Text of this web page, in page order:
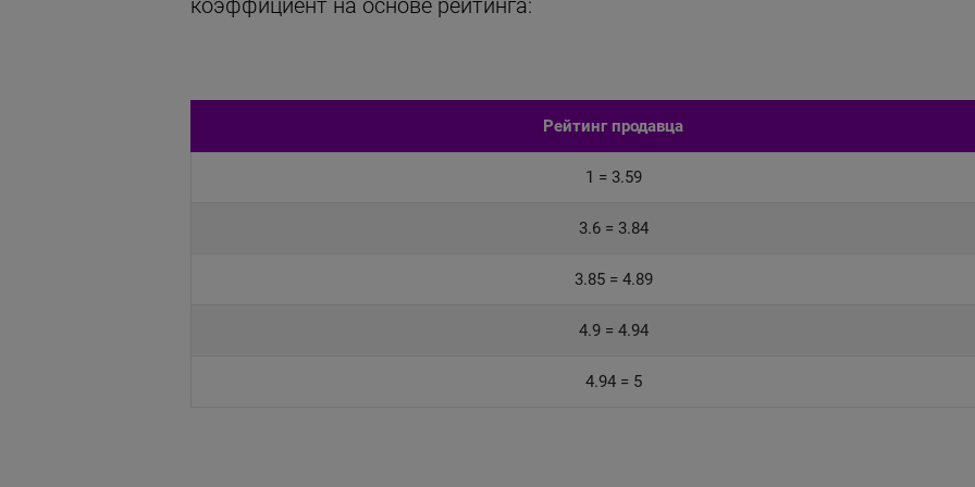
коэффициент на основе рейтинга:
Рейтинг продавца
1 = 3.59
3.6 = 3.84
3.85 = 4.89
4.9 = 4.94
4.94 = 5